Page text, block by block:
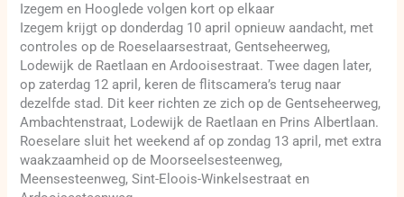
Izegem en Hooglede volgen kort op elkaar
Izegem krijgt op donderdag 10 april opnieuw aandacht, met
controles op de Roeselaarsestraat, Gentseheerweg,
Lodewijk de Raetlaan en Ardooisestraat. Twee dagen later,
op zaterdag 12 april, keren de flitscamera’s terug naar
dezelfde stad. Dit keer richten ze zich op de Gentseheerweg,
Ambachtenstraat, Lodewijk de Raetlaan en Prins Albertlaan.
Roeselare sluit het weekend af op zondag 13 april, met extra
waakzaamheid op de Moorseelsesteenweg,
Meensesteenweg, Sint-Eloois-Winkelsestraat en